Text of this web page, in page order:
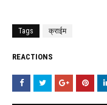
Tags क्राईम
REACTIONS